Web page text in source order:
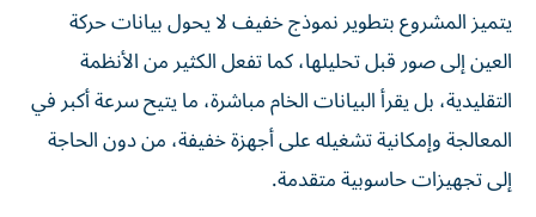
يتميز المشروع بتطوير نموذج خفيف لا يحول بيانات حركة
العين إلى صور قبل تحليلها، كما تفعل الكثير من الأنظمة
التقليدية، بل يقرأ البيانات الخام مباشرة، ما يتيح سرعة أكبر في
المعالجة وإمكانية تشغيله على أجهزة خفيفة، من دون الحاجة
إلى تجهيزات حاسوبية متقدمة.